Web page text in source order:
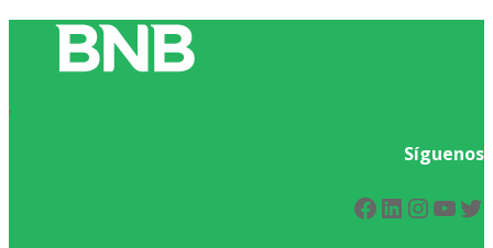
.
Síguenos
Facebook
LinkedIn